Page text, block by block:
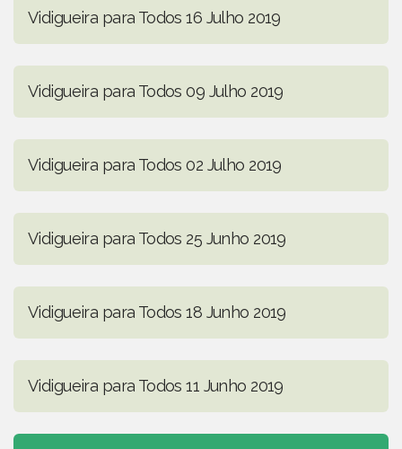
Vidigueira para Todos 16 Julho 2019
Vidigueira para Todos 09 Julho 2019
Vidigueira para Todos 02 Julho 2019
Vidigueira para Todos 25 Junho 2019
Vidigueira para Todos 18 Junho 2019
Vidigueira para Todos 11 Junho 2019